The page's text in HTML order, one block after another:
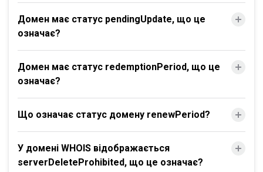
Домен має статус pendingUpdate, що це
означає?
Домен має статус redemptionPeriod, що це
означає?
Що означає статус домену renewPeriod?
У домені WHOIS відображається
serverDeleteProhibited, що це означає?